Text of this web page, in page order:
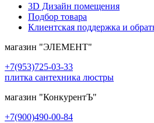
3D Дизайн помещения
Подбор товара
Клиентская поддержка и
магазин "ЭЛЕМЕНТ"
+7(953)725-03-33
плитка сантехника люстры
магазин "КонкурентЪ"
+7(900)490-00-84